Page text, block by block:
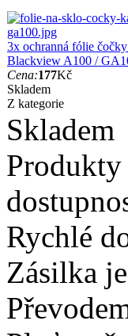
3x ochranná fólie
Blackview A100 /
Cena:177Kč
Skladem
Z kategorie
Skladem
Produkty
Rychlé
Zásilka